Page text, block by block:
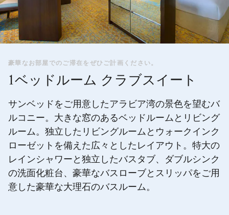
豪華なお部屋でのご滞在をぜひご計画ください。
1ベッドルーム クラブスイート
サンベッドをご用意したアラビア湾の景色を望むバ
ルコニー。大きな窓のあるベッドルームとリビング
ルーム。独立したリビングルームとウォークインク
ローゼットを備えた広々としたレイアウト。特大の
レインシャワーと独立したバスタブ、ダブルシンク
の洗面化粧台、豪華なバスローブとスリッパをご用
意した豪華な大理石のバスルーム。